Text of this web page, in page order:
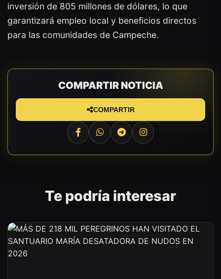
inversión de 805 millones de dólares, lo que
garantizará empleo local y beneficios directos
para las comunidades de Campeche.
COMPARTIR NOTICIA
COMPARTIR
Te podría interesar